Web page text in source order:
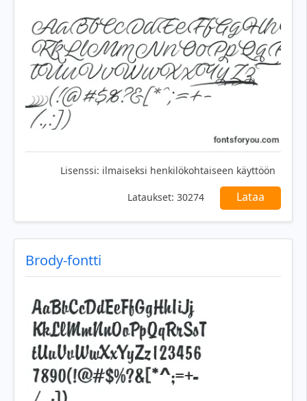
Lisenssi: ilmaiseksi henkilökohtaiseen käyttöön
Lataukset: 30274 Lataa
Brody-fontti